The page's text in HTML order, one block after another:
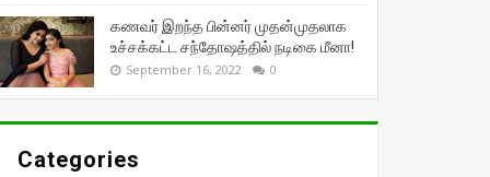
கணவர் இறந்த பின்னர் முதன்முதலாக
உச்சக்கட்ட சந்தோஷத்தில் நடிகை மீனா!
September 16, 2022 0
Categories